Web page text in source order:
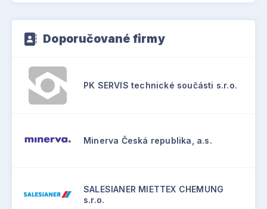
Doporučované firmy
PK SERVIS technické součásti s.r.o.
Minerva Česká republika, a.s.
SALESIANER MIETTEX CHEMUNG
s.r.o.